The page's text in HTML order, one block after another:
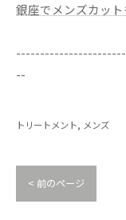
銀座でメンズカッ
--
トリートメント メンズ
< 前のページ